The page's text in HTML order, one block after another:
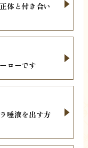
体と付き合い
ローです
唾液を出す方